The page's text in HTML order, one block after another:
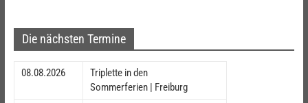
Die nächsten Termine
08.08.2026
Triplette in den
Sommerferien | Freiburg